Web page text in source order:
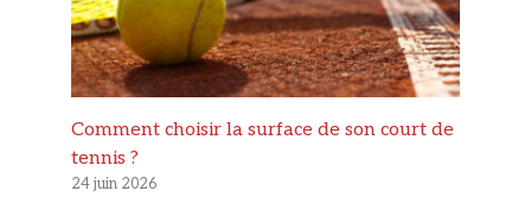
Comment choisir la surface de son court de
tennis ?
24 juin 2026